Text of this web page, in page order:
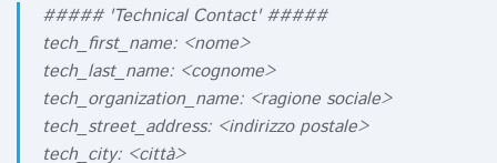
##### 'Technical Contact' #####
tech_first_name: <nome>
tech_last_name: <cognome>
tech_organization_name: <ragione sociale>
tech_street_address: <indirizzo postale>
tech_city: <città>